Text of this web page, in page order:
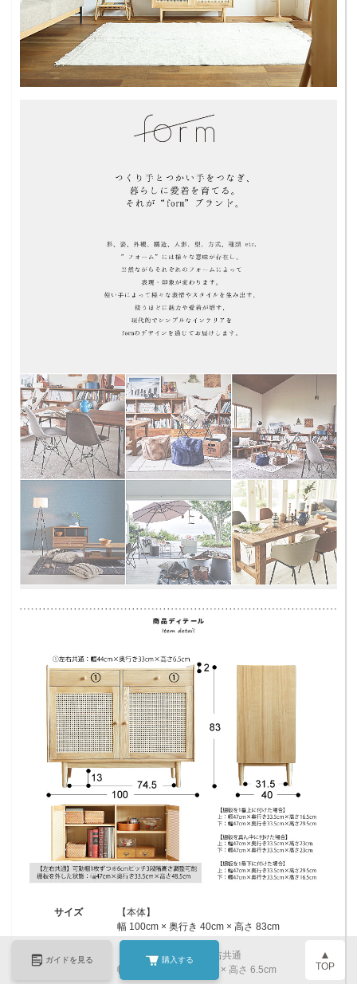
サイズ
【本体】
幅 100cm × 奥行き 40cm × 高さ 83cm
【引き出し内寸】※左右共通
幅 44cm × 奥行き 33cm × 高さ 6.5cm
ガイドを見る 購入する ▲
TOP